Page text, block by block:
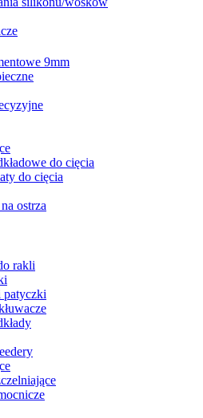
9mm
do cięcia
do cięcia
ostrza
rakli
patyczki